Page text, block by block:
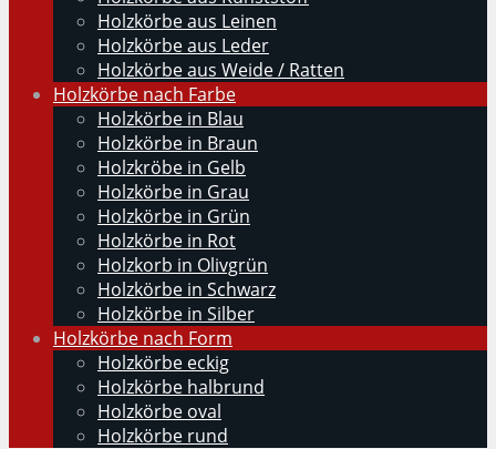
Holzkörbe aus Leinen
Holzkörbe aus Leder
Holzkörbe aus Weide / Ratten
Holzkörbe nach Farbe
Holzkörbe in Blau
Holzkörbe in Braun
Holzkröbe in Gelb
Holzkörbe in Grau
Holzkörbe in Grün
Holzkörbe in Rot
Holzkorb in Olivgrün
Holzkörbe in Schwarz
Holzkörbe in Silber
Holzkörbe nach Form
Holzkörbe eckig
Holzkörbe halbrund
Holzkörbe oval
Holzkörbe rund